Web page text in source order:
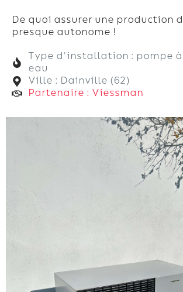
De quoi assurer une production
presque autonome !
Type d'installation : pompe
eau
Ville : Dainville (62)
Partenaire : Viessman